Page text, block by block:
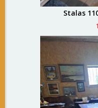
Stalas